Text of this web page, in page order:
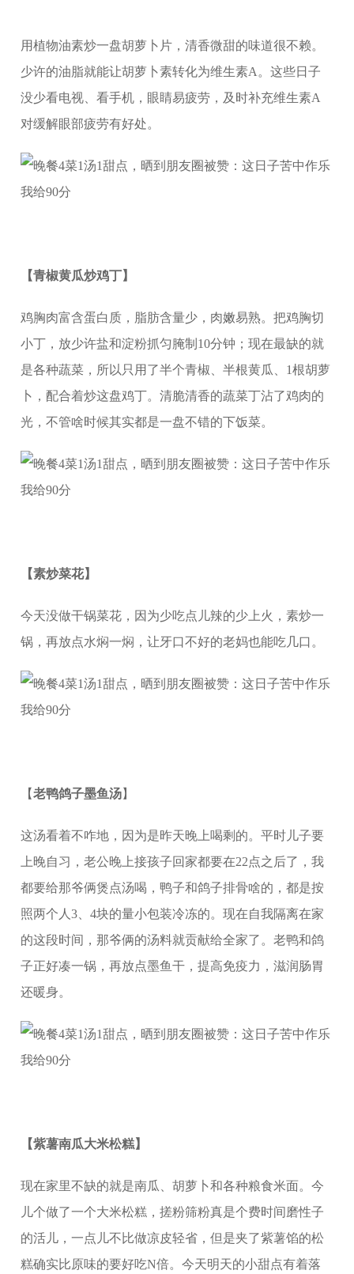
用植物油素炒一盘胡萝卜片，清香微甜的味道很不赖。
少许的油脂就能让胡萝卜素转化为维生素A。这些日子
没少看电视、看手机，眼睛易疲劳，及时补充维生素A
对缓解眼部疲劳有好处。
【青椒黄瓜炒鸡丁】
鸡胸肉富含蛋白质，脂肪含量少，肉嫩易熟。把鸡胸切
小丁，放少许盐和淀粉抓匀腌制10分钟；现在最缺的就
是各种蔬菜，所以只用了半个青椒、半根黄瓜、1根胡萝
卜，配合着炒这盘鸡丁。清脆清香的蔬菜丁沾了鸡肉的
光，不管啥时候其实都是一盘不错的下饭菜。
【素炒菜花】
今天没做干锅菜花，因为少吃点儿辣的少上火，素炒一
锅，再放点水焖一焖，让牙口不好的老妈也能吃几口。
【老鸭鸽子墨鱼汤】
这汤看着不咋地，因为是昨天晚上喝剩的。平时儿子要
上晚自习，老公晚上接孩子回家都要在22点之后了，我
都要给那爷俩煲点汤喝，鸭子和鸽子排骨啥的，都是按
照两个人3、4块的量小包装冷冻的。现在自我隔离在家
的这段时间，那爷俩的汤料就贡献给全家了。老鸭和鸽
子正好凑一锅，再放点墨鱼干，提高免疫力，滋润肠胃
还暖身。
【紫薯南瓜大米松糕】
现在家里不缺的就是南瓜、胡萝卜和各种粮食米面。今
儿个做了一个大米松糕，搓粉筛粉真是个费时间磨性子
的活儿，一点儿不比做凉皮轻省，但是夹了紫薯馅的松
糕确实比原味的要好吃N倍。今天明天的小甜点有着落